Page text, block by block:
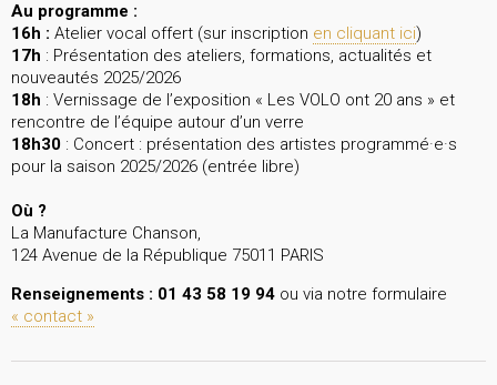
Au programme :
16h : Atelier vocal offert (sur inscription en cliquant ici)
17h : Présentation des ateliers, formations, actualités et
nouveautés 2025/2026
18h : Vernissage de l’exposition « Les VOLO ont 20 ans » et
rencontre de l’équipe autour d’un verre
18h30 : Concert : présentation des artistes programmé·e·s
pour la saison 2025/2026 (entrée libre)
Où ?
La Manufacture Chanson,
124 Avenue de la République 75011 PARIS
Renseignements : 01 43 58 19 94 ou via notre formulaire
« contact »